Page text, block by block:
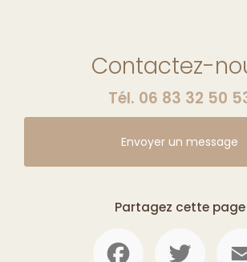
Contactez-
Tél. 06 83 32 50
Envoyer un message
Partagez cette page